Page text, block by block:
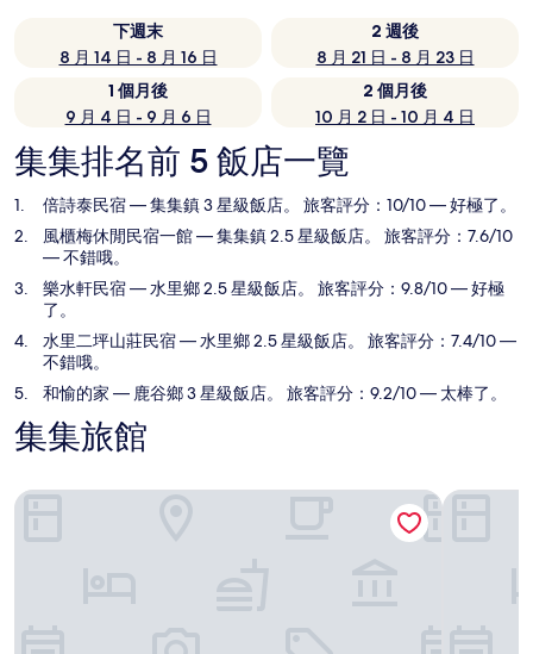
下週末
8 月 14 日 - 8 月 16 日
2 週後
8 月 21 日 - 8 月 23 日
1 個月後
9 月 4 日 - 9 月 6 日
2 個月後
10 月 2 日 - 10 月 4 日
集集排名前 5 飯店一覽
倍詩泰民宿— 集集鎮 3 星級飯店。 旅客評分：10/10 — 好極了。
風櫃梅休閒民宿一館— 集集鎮 2.5 星級飯店。 旅客評分：7.6/10
— 不錯哦。
樂水軒民宿— 水里鄉 2.5 星級飯店。 旅客評分：9.8/10 — 好極
了。
水里二坪山莊民宿— 水里鄉 2.5 星級飯店。 旅客評分：7.4/10 —
不錯哦。
和愉的家 — 鹿谷鄉 3 星級飯店。 旅客評分：9.2/10 — 太棒了。
集集旅館
倍詩泰民宿 風櫃梅休